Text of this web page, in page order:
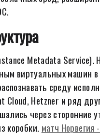
Metadata
виртуальных машин
среду
Cloud, Hetzner и ряд
через сторонние
коробки. матч